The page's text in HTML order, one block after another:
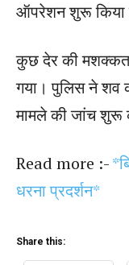
ऑपरेशन शुरू किया
कुछ देर की मशक्कत
गया। पुलिस ने शव
मामले की जांच शुरू
Read more :-
धरना प्रदर्शन*
Share this: